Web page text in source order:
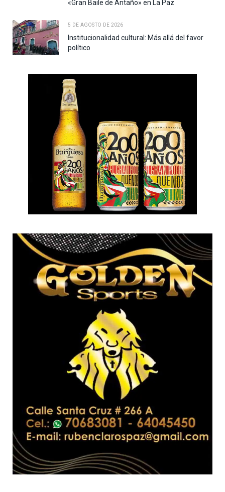
«Gran Baile de Antaño» en La Paz
5 DE AGOSTO DE 2026
Institucionalidad cultural: Más allá del favor
político